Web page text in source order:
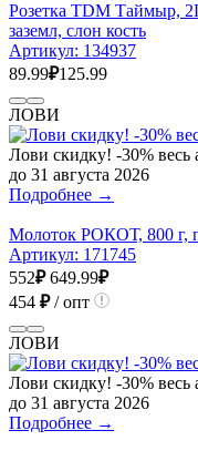
Розетка TDM Таймыр,
заземл, слон кость
Артикул: 134937
89.99₽125.99
ЛОВИ
Лови скидку! -30% весь
до 31 августа 2026
Подробнее →
Молоток РОКОТ, 800 г,
Артикул: 171745
552₽ 649.99₽
454 ₽/ опт
ЛОВИ
Лови скидку! -30% весь
до 31 августа 2026
Подробнее →